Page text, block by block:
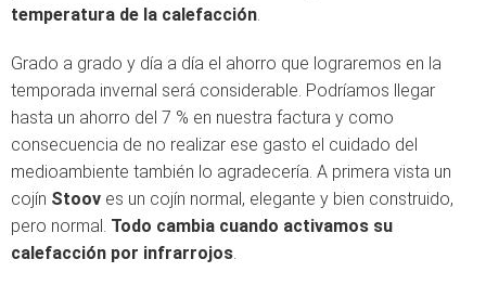
temperatura de la calefacción.
Grado a grado y día a día el ahorro que lograremos en la
temporada invernal será considerable. Podríamos llegar
hasta un ahorro del 7 % en nuestra factura y como
consecuencia de no realizar ese gasto el cuidado del
medioambiente también lo agradecería. A primera vista un
cojín Stoov es un cojín normal, elegante y bien construido,
pero normal. Todo cambia cuando activamos su
calefacción por infrarrojos.